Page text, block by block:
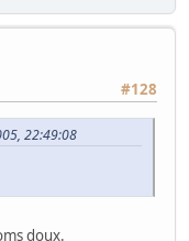
#128
22:49:08
doux.